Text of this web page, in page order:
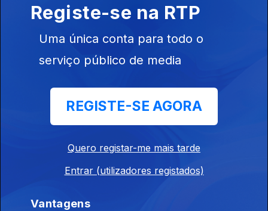
08 ago. 2026
23h Já está em vigor o controlo nas fronteiras
07 ago. 2026
vindos de Itália
Registe-se na RTP
Uma única conta para todo o
serviço público de media
REGISTE-SE AGORA
Quero registar-me mais tarde
Entrar (utilizadores registados)
Vantagens